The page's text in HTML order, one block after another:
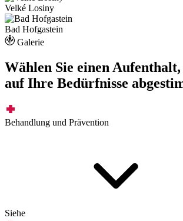
Velké Losiny
Bad Hofgastein
Galerie
Wählen Sie einen
auf Ihre Bedürfnisse
Behandlung und Prävention
Siehe